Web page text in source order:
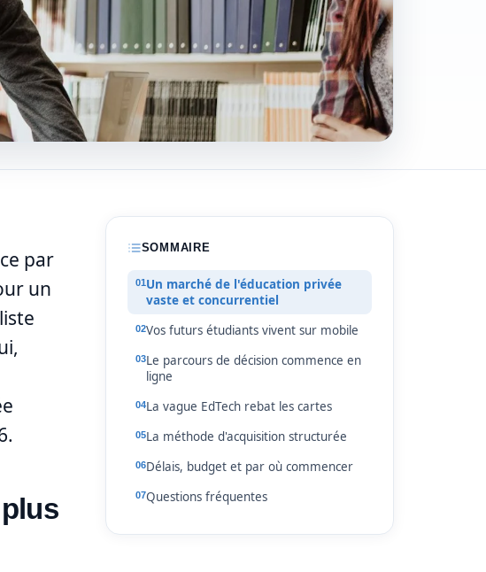
SOMMAIRE
Un marché de l'éducation privée
vaste et concurrentiel
Vos futurs étudiants vivent sur mobile
Le parcours de décision commence en
ligne
La vague EdTech rebat les cartes
La méthode d'acquisition structurée
Délais, budget et par où commencer
Questions fréquentes
par
un